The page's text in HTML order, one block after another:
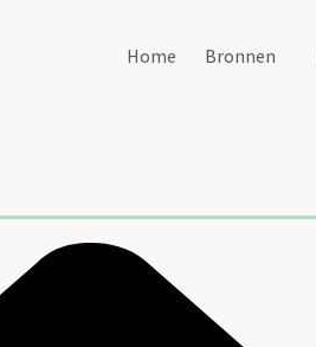
Home Bronnen